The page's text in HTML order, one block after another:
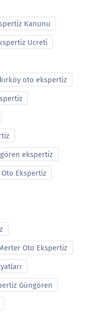
Kanunu
Ucreti
oto ekspertiz
ekspertiz
Ekspertiz
Oto Ekspertiz
Güngören